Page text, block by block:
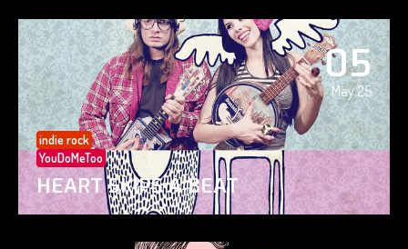
05
May 25
indie rock
YouDoMeToo
HEART SKIPS A BEAT